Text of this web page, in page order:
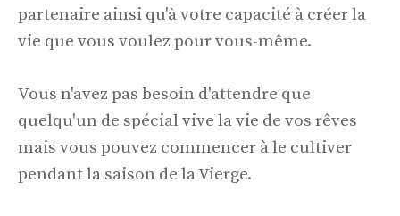
partenaire ainsi qu'à votre capacité à créer la
vie que vous voulez pour vous-même.
Vous n'avez pas besoin d'attendre que
quelqu'un de spécial vive la vie de vos rêves
mais vous pouvez commencer à le cultiver
pendant la saison de la Vierge.